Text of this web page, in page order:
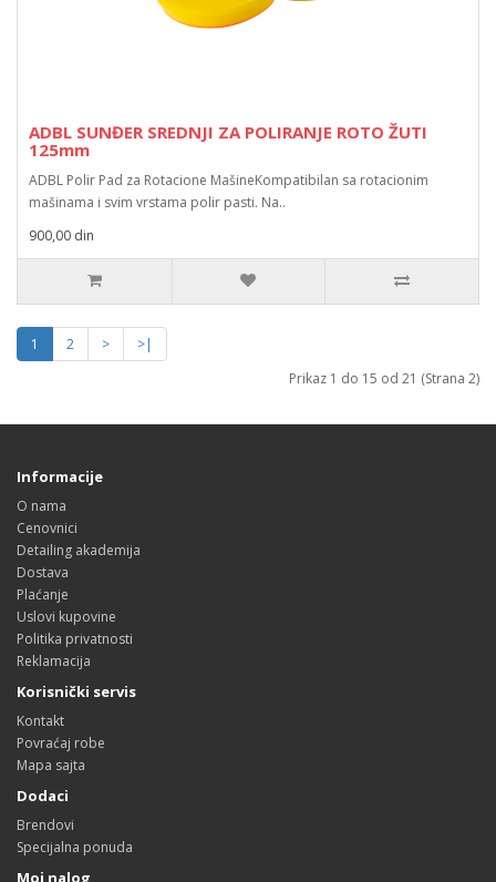
ADBL SUNĐER SREDNJI ZA POLIRANJE ROTO ŽUTI
125mm
ADBL Polir Pad za Rotacione MašineKompatibilan sa rotacionim
mašinama i svim vrstama polir pasti. Na..
900,00 din
1 2 >
>|
Prikaz 1 do 15 od 21 (Strana 2)
Informacije
O nama
Cenovnici
Detailing akademija
Dostava
Plaćanje
Uslovi kupovine
Politika privatnosti
Reklamacija
Korisnički servis
Kontakt
Povraćaj robe
Mapa sajta
Dodaci
Brendovi
Specijalna ponuda
Moj nalog